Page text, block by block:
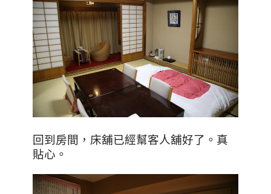
回到房間，床舖已經幫客人舖好了。真
貼心。